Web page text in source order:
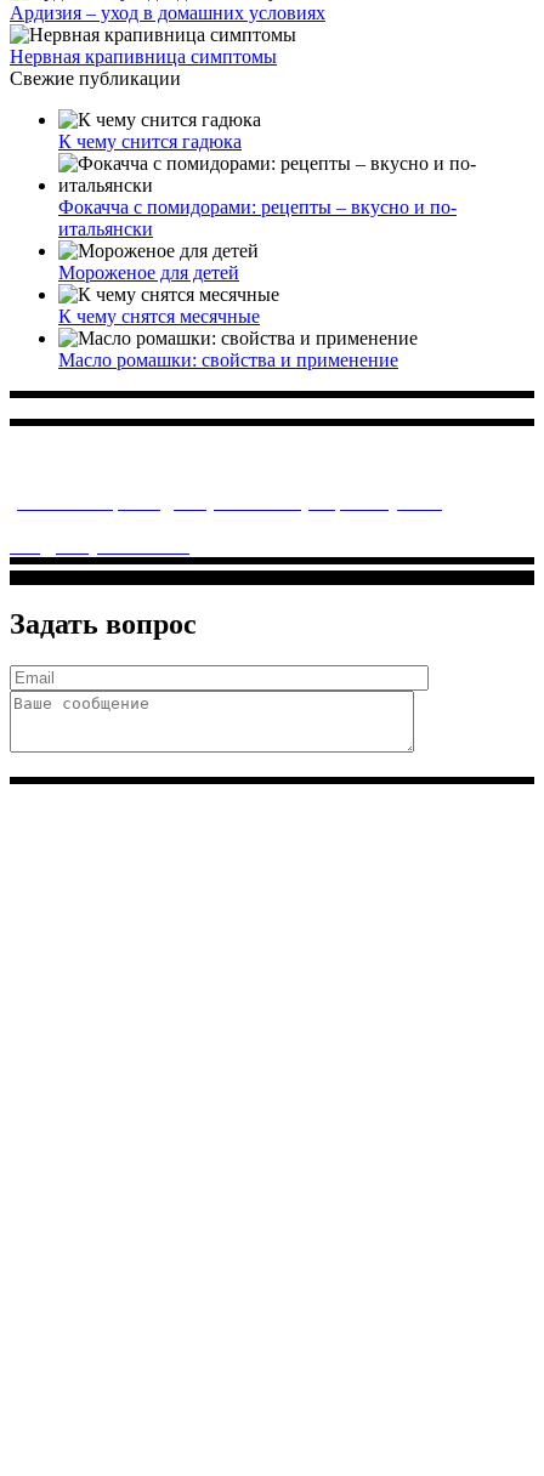
Ардизия – уход в домашних условиях
Нервная крапивница симптомы
Свежие публикации
К чему снится гадюка
Фокачча с помидорами: рецепты – вкусно и по-
итальянски
Мороженое для детей
К чему снятся месячные
Масло ромашки: свойства и применение
Задать вопрос